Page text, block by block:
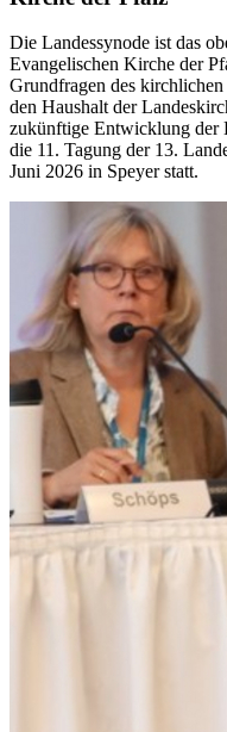
Die Landessynode ist das
Evangelischen Kirche der
Grundfragen des
den Haushalt der
zukünftige Entwicklung der
die 11. Tagung der 13.
Juni 2026 in Speyer statt.